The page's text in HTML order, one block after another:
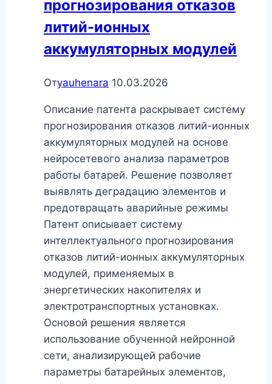
прогнозирования отказов
литий-ионных
аккумуляторных модулей
Отyauhenara 10.03.2026
Описание патента раскрывает систему
прогнозирования отказов литий-ионных
аккумуляторных модулей на основе
нейросетевого анализа параметров
работы батарей. Решение позволяет
выявлять деградацию элементов и
предотвращать аварийные режимы
Патент описывает систему
интеллектуального прогнозирования
отказов литий-ионных аккумуляторных
модулей, применяемых в
энергетических накопителях и
электротранспортных установках.
Основой решения является
использование обученной нейронной
сети, анализирующей рабочие
параметры батарейных элементов,